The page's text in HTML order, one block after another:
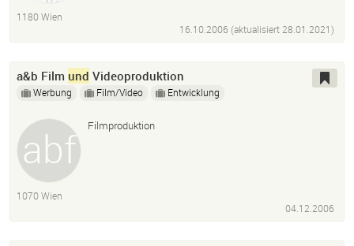
1180 Wien
16.10.2006 (aktualisiert28.01.2021)
a&b Film und Videoproduktion
Werbung Film/Video Entwicklung
Filmproduktion
1070 Wien
04.12.2006